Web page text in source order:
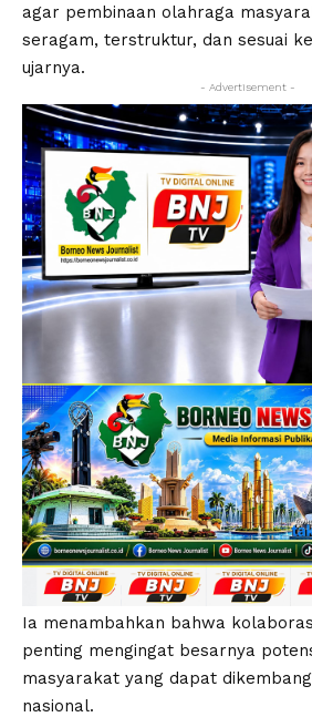
agar pembinaan olahraga
seragam, terstruktur, dan sesuai
ujarnya.
- Advertisement -
Ia menambahkan bahwa
penting mengingat besarnya
masyarakat yang dapat
nasional.